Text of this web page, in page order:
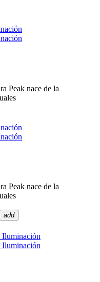
Peak nace de la
Peak nace de la
add